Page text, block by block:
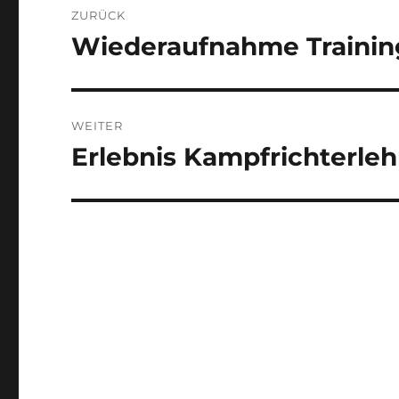
ZURÜCK
Vorheriger
Wiederaufnahme
WEITER
Nächster
Erlebnis